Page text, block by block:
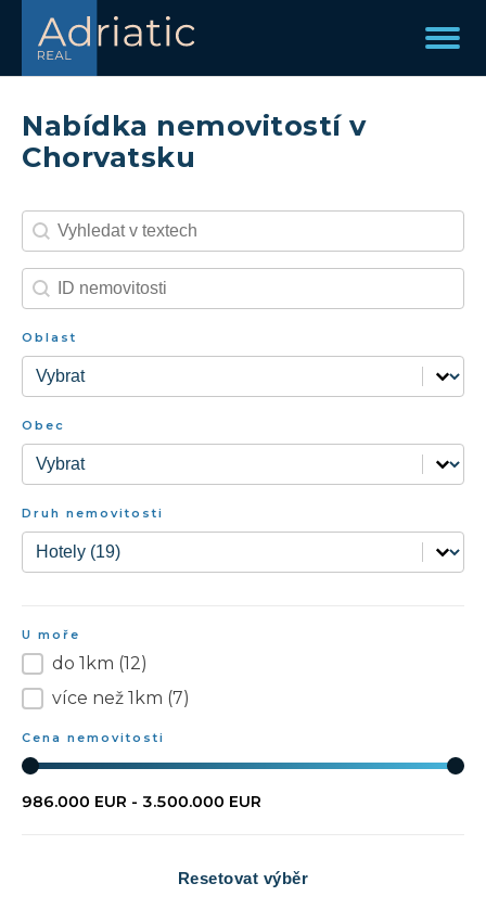
Nabídka nemovitostí v
Chorvatsku
Hledání ID
Search content
Hledání ID-2
Search content
Oblast
Oblast
Oblast
Obec
Obec
Obec
Druh nemovitosti
Druh nemovitosti
Druh nemovitosti
U moře
U moředo 1km (12)
více než 1km (7)
Cena nemovitosti
Cena nemovitosti
986.000 EUR - 3.500.000 EUR
Resetovat výběr